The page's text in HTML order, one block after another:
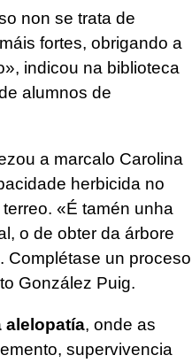
non se trata de
fortes, obrigando a
indicou na biblioteca
alumnos de
a marcalo Carolina
herbicida no
«É tamén unha
o de obter da árbore
Complétase un proceso
González Puig.
alelopatía, onde as
supervivencia